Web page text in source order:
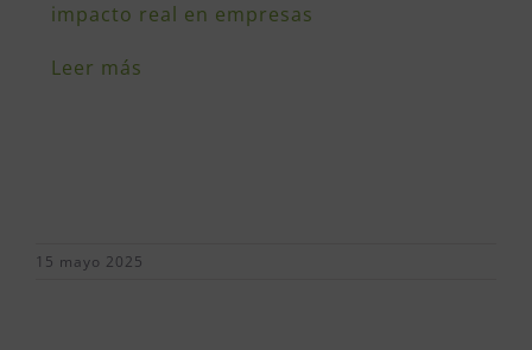
impacto real en empresas
Leer más
15 mayo 2025